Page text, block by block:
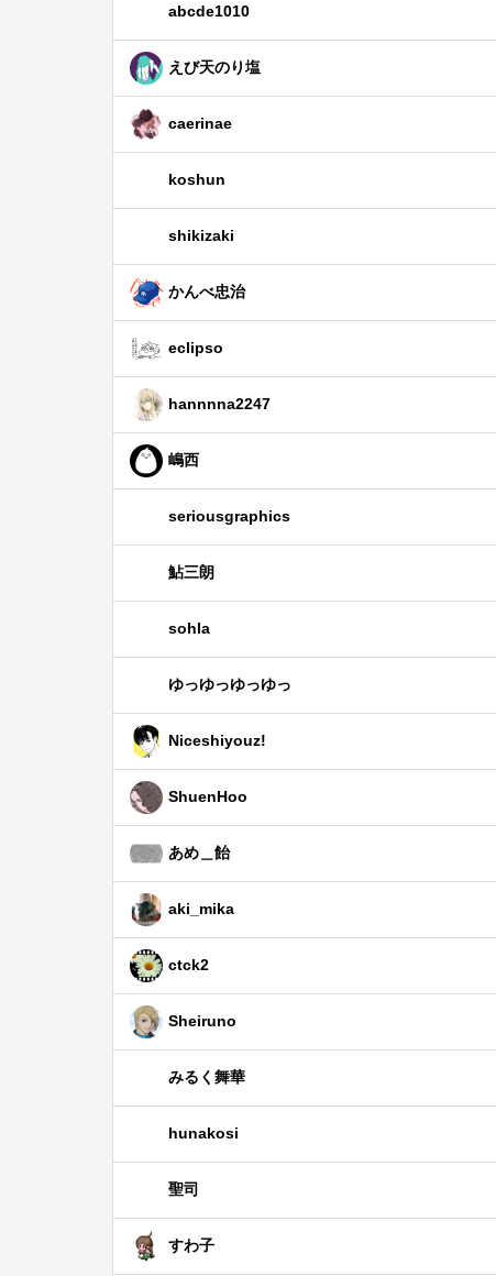
abcde1010
えび天のり塩
caerinae
koshun
shikizaki
かんべ忠治
eclipso
hannnna2247
嶋西
seriousgraphics
鮎三朗
sohla
ゆっゆっゆっゆっ
Niceshiyouz!
ShuenHoo
あめ＿飴
aki_mika
ctck2
Sheiruno
みるく舞華
hunakosi
聖司
すわ子